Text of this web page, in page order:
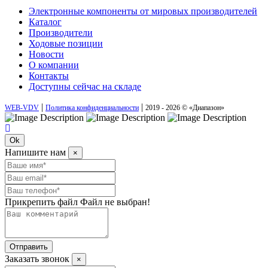
Электронные компоненты от мировых производителей
Каталог
Производители
Ходовые позиции
Новости
О компании
Контакты
Доступны сейчас на складе
WEB-VDV | Политика конфиденциальности | 2019 - 2026 © «Диапазон»
Ok
Напишите нам ×
Прикрепить файл Файл не выбран!
Отправить
Заказать звонок ×